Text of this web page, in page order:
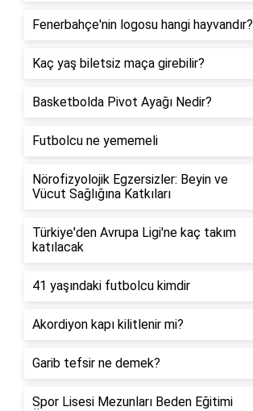
Fenerbahçe'nin logosu hangi hayvandır?
Kaç yaş biletsiz maça girebilir?
Basketbolda Pivot Ayağı Nedir?
Futbolcu ne yememeli
Nörofizyolojik Egzersizler: Beyin ve
Vücut Sağlığına Katkıları
Türkiye'den Avrupa Ligi'ne kaç takım
katılacak
41 yaşındaki futbolcu kimdir
Akordiyon kapı kilitlenir mi?
Garib tefsir ne demek?
Spor Lisesi Mezunları Beden Eğitimi